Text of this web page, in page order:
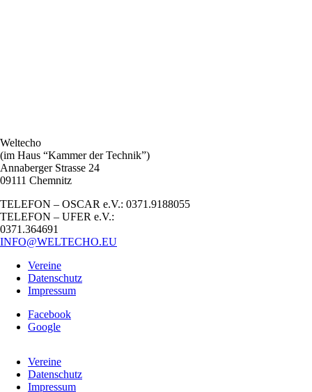
Weltecho
(im Haus “Kammer der Technik”)
Annaberger Strasse 24
09111 Chemnitz
TELEFON – OSCAR e.V.: 0371.9188055
TELEFON – UFER e.V.:
0371.364691
INFO@WELTECHO.EU
Vereine
Datenschutz
Impressum
Facebook
Google
Vereine
Datenschutz
Impressum